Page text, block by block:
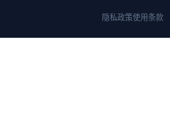
隐私政策使用条款